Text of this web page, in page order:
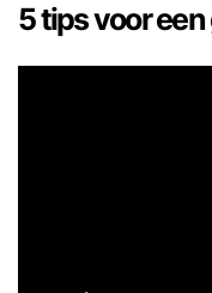
5 tips voor